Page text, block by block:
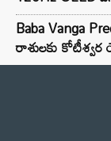
Baba Vanga
రాశులకు